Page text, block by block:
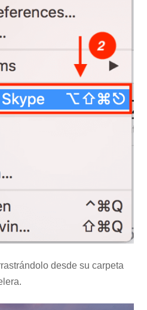
desde su carpeta